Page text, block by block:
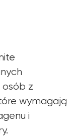
osób z
wymagają
i